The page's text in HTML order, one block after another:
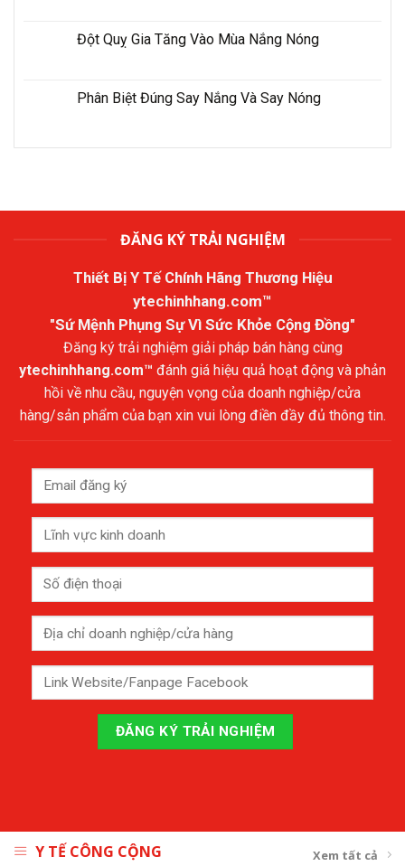
Đột Quỵ Gia Tăng Vào Mùa Nắng Nóng
Phân Biệt Đúng Say Nắng Và Say Nóng
ĐĂNG KÝ TRẢI NGHIỆM
Thiết Bị Y Tế Chính Hãng Thương Hiệu
ytechinhhang.com™
"Sứ Mệnh Phụng Sự Vì Sức Khỏe Cộng Đồng"
Đăng ký trải nghiệm giải pháp bán hàng cùng
ytechinhhang.com™ đánh giá hiệu quả hoạt động và phản
hồi về nhu cầu, nguyện vọng của doanh nghiệp/cửa
hàng/sản phẩm của bạn xin vui lòng điền đầy đủ thông tin.
Y TẾ CÔNG CỘNG Xem tất cả